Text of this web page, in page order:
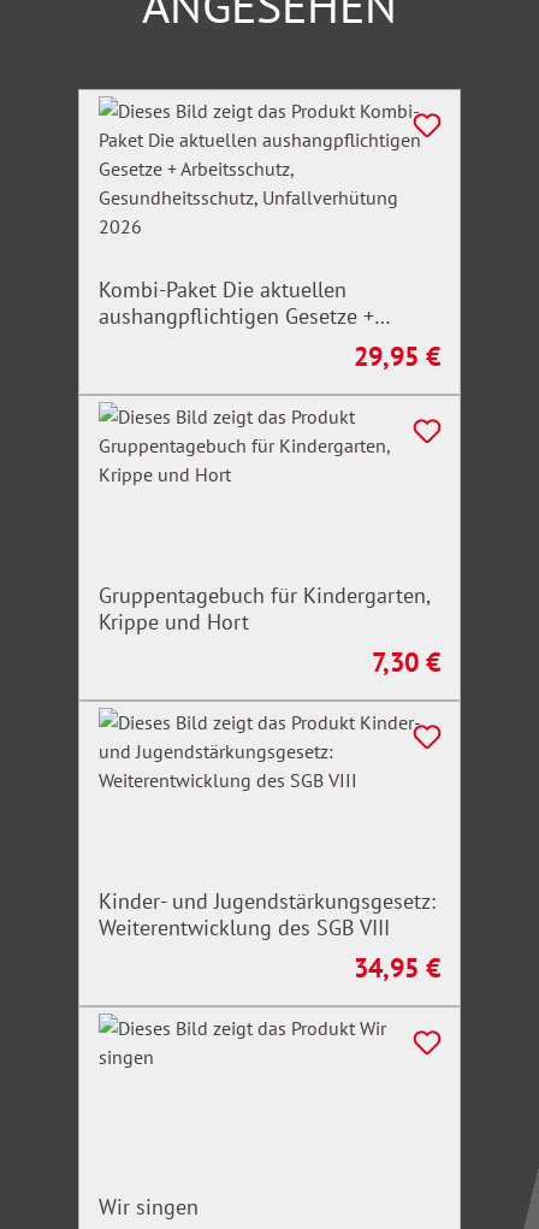
Produktgalerie überspringen
Kombi-Paket Die aktuellen
aushangpflichtigen Gesetze +
Arbeitsschutz, Gesundheitsschutz,
Regulärer Preis:
29,95 €
Gruppentagebuch für Kindergarten,
Krippe und Hort
Regulärer Preis:
7,30 €
Kinder- und Jugendstärkungsgesetz:
Weiterentwicklung des SGB VIII
Regulärer Preis:
34,95 €
Wir singen